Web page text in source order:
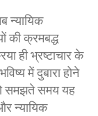
न्यायिक
की क्रमबद्ध
ही भ्रष्टाचार के
में दुबारा होने
समझते समय यह
न्यायिक